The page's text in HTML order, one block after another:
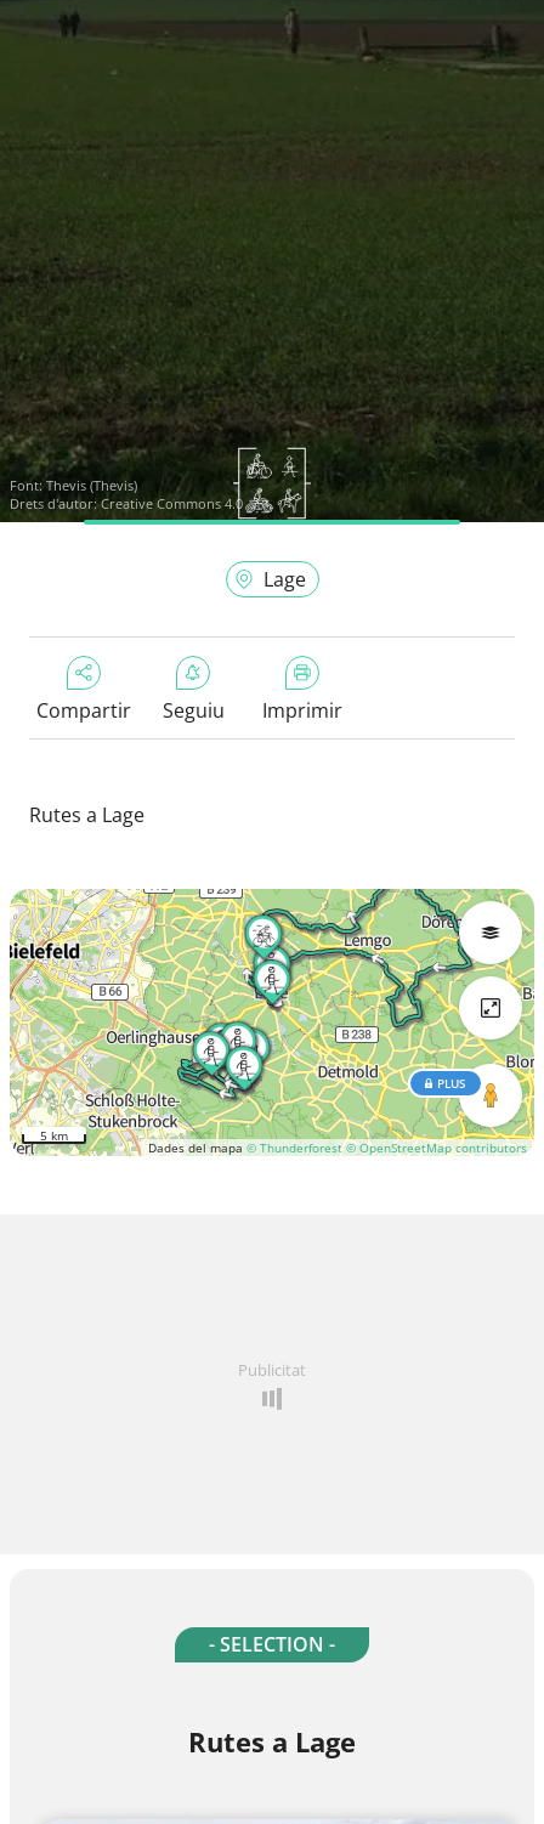
Font:Thevis (Thevis)
Drets d'autor: Creative Commons 4.0
Lage
Compartir Seguiu Imprimir
Rutes a Lage
Dades del mapa © Thunderforest © OpenStreetMap contributors
PLUS
5 km
Publicitat
- SELECTION -
Rutes a Lage